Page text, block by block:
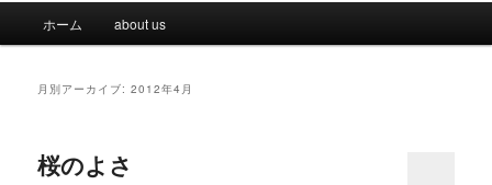
ホーム about us
月別アーカイブ:2012年4月
桜のよさ